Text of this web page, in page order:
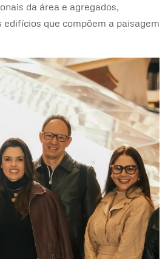
da área e agregados,
que compõem a paisagem